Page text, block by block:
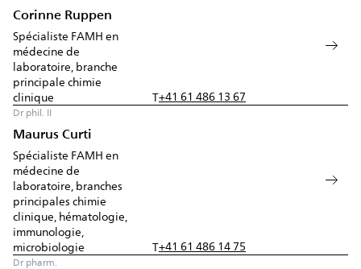
Corinne Ruppen
Spécialiste FAMH en
médecine de
laboratoire, branche
principale chimie
clinique
T+41 61 486 13 67
Dr phil. II
Maurus Curti
Spécialiste FAMH en
médecine de
laboratoire, branches
principales chimie
clinique, hématologie,
immunologie,
microbiologie
T+41 61 486 14 75
Dr pharm.